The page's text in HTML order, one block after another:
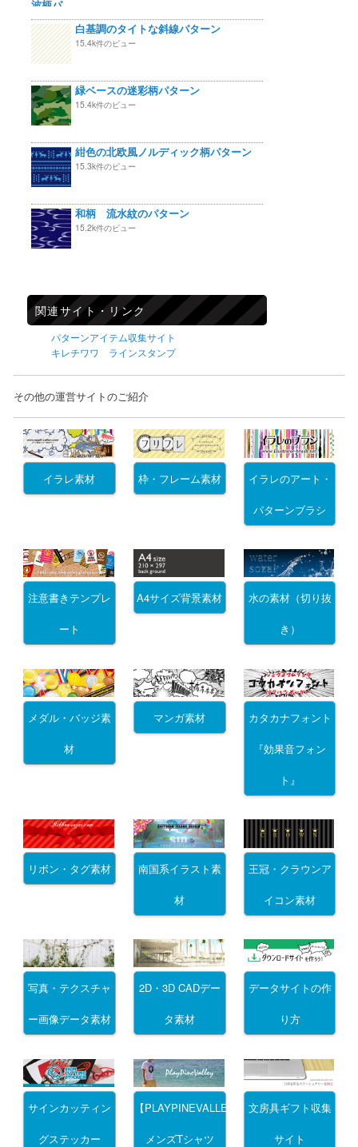
白基調のタイトな斜線パターン
15.4k件のビュー
緑ベースの迷彩柄パターン
15.4k件のビュー
紺色の北欧風ノルディック柄パターン
15.3k件のビュー
和柄 流水紋のパターン
15.2k件のビュー
関連サイト・リンク
パターンアイテム収集サイト
キレチワワ ラインスタンプ
その他の運営サイトのご紹介
イラレ素材 枠・フレーム素材 イラレのアート・
パターンブラシ
注意書きテンプレ
ート
A4サイズ背景素材 水の素材（切り抜
き）
メダル・バッジ素
材
マンガ素材 カタカナフォント
『効果音フォン
ト』
リボン・タグ素材 南国系イラスト素
材
王冠・クラウンア
イコン素材
写真・テクスチャ
ー画像データ素材
2D・3D CADデー
タ素材
データサイトの作
り方
サインカッティン
グステッカー
【PLAYPINEVALLEY】
メンズTシャツ
文房具ギフト収集
サイト